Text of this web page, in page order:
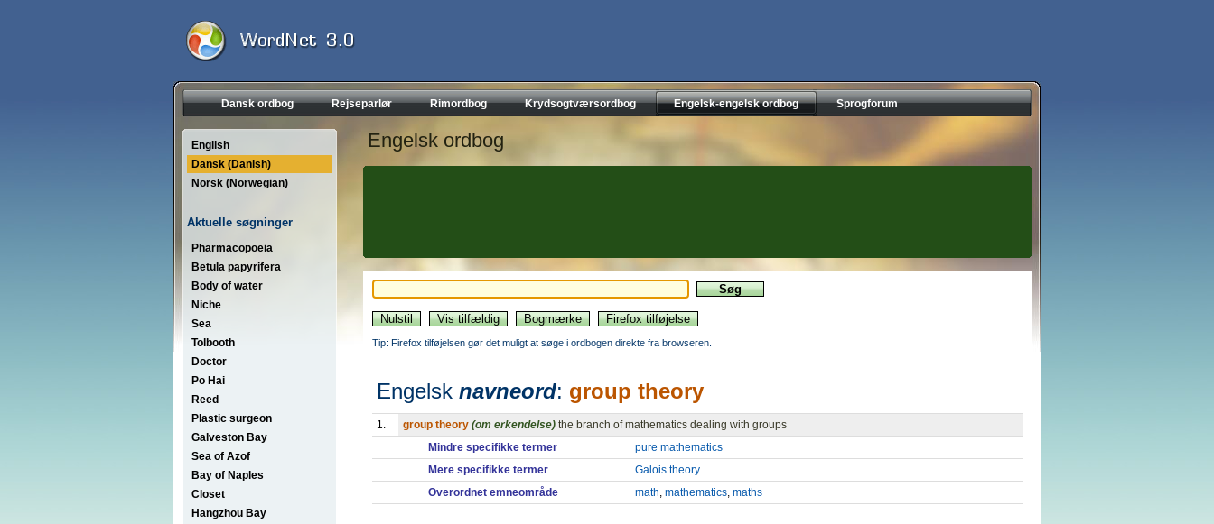
Dansk ordbog Rejseparlør Rimordbog Krydsogtværsordbog Engelsk-engelsk ordbog Sprogforum
English
Dansk (Danish)
Norsk (Norwegian)
Aktuelle søgninger
Pharmacopoeia
Betula papyrifera
Body of water
Niche
Sea
Tolbooth
Doctor
Po Hai
Reed
Plastic surgeon
Galveston Bay
Sea of Azof
Bay of Naples
Closet
Hangzhou Bay
Engelsk ordbog
Tip: Firefox tilføjelsen gør det muligt at søge i ordbogen direkte fra browseren.
Engelsk navneord: group theory
1. group theory (om erkendelse) the branch of mathematics dealing with groups
Mindre specifikke termer
pure mathematics
Mere specifikke termer
Galois theory
Overordnet emneområde
math, mathematics, maths